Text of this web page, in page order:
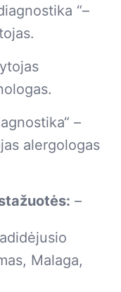
“–
–
alergologas
–
Malaga,